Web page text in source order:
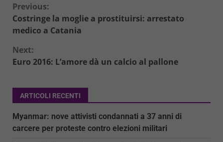
Continue
Reading
Previous:
Costringe la moglie a prostituirsi: arrestato
medico a Catania
Next:
Euro 2016: L’amore dà un calcio al pallone
ARTICOLI RECENTI
Myanmar: nove attivisti condannati a 37 anni di
carcere per proteste contro elezioni militari